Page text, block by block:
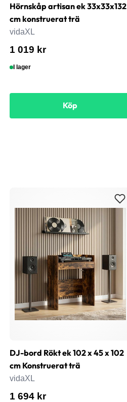
Hörnskåp artisan ek 33x33x132
cm konstruerat trä
vidaXL
1 019 kr
I lager
Köp
DJ-bord Rökt ek 102 x 45 x 102
cm Konstruerat trä
vidaXL
1 694 kr